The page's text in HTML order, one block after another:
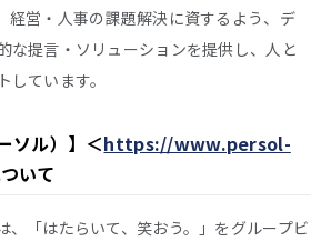
経営・人事の課題解決に資するよう、デ
な提言・ソリューションを提供し、人と
ています。
ソル）】＜https://www.persol-
いて
、「はたらいて、笑おう。」をグループビ